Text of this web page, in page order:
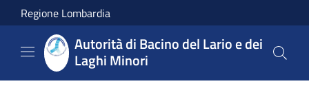
Salta al contenuto principale
Regione Lombardia
Autorità di Bacino del Lario e dei
Laghi Minori